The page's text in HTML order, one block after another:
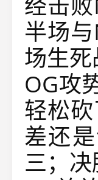
半场
场生
OG攻
轻松
差还
三；